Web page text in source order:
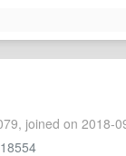
joined on 2018-
18554